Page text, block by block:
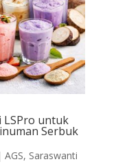
LSPro untuk
Serbuk
AGS, Saraswanti